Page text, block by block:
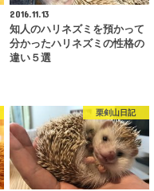
2016.11.13
知人のハリネズミを預かって
分かったハリネズミの性格の
違い５選
栗剣山日記